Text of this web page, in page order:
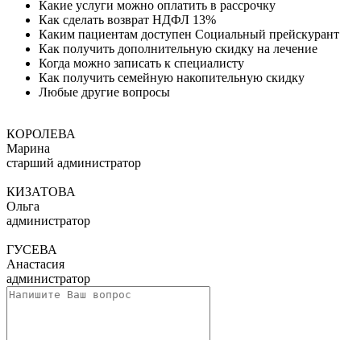
Какие услуги можно оплатить в рассрочку
Как сделать возврат НДФЛ 13%
Каким пациентам доступен Социальный прейскурант
Как получить дополнительную скидку на лечение
Когда можно записать к специалисту
Как получить семейную накопительную скидку
Любые другие вопросы
КОРОЛЕВА
Марина
старший администратор
КИЗАТОВА
Ольга
администратор
ГУСЕВА
Анастасия
администратор